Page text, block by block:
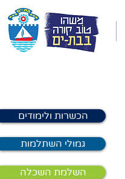
הכשרות ולימודים
גמולי השתלמות
השלמת השכלה